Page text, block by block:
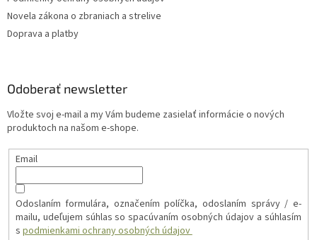
Novela zákona o zbraniach a strelive
Doprava a platby
Odoberať newsletter
Vložte svoj e-mail a my Vám budeme zasielať informácie o nových
produktoch na našom e-shope.
Email
Odoslaním formulára, označením políčka, odoslaním správy / e-
mailu, udeľujem súhlas so spacúvaním osobných údajov a súhlasím
s podmienkami ochrany osobných údajov